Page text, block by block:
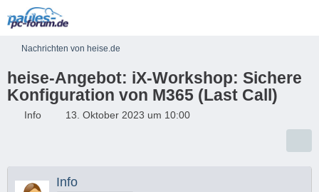
Nachrichten von heise.de
heise-Angebot: iX-Workshop: Sichere
Konfiguration von M365 (Last Call)
Info 13. Oktober 2023 um 10:00
Info